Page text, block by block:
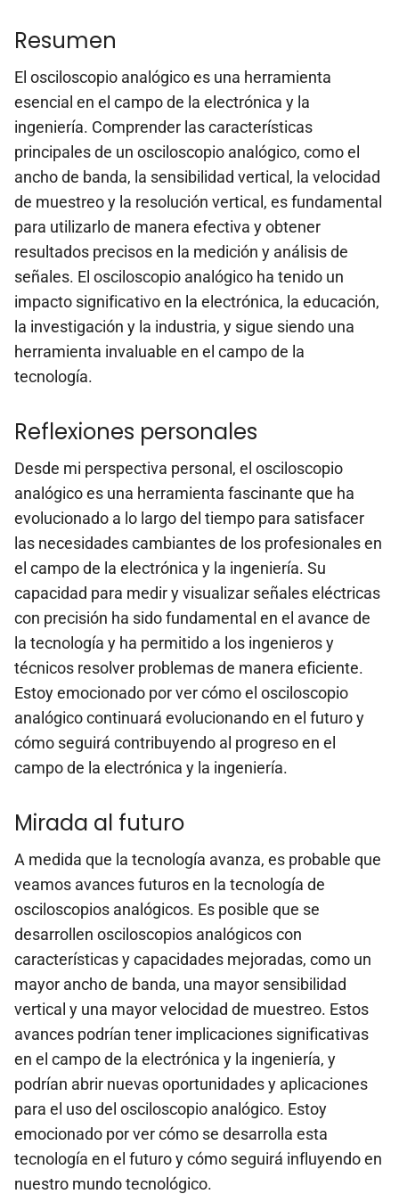
Resumen
El osciloscopio analógico es una herramienta
esencial en el campo de la electrónica y la
ingeniería. Comprender las características
principales de un osciloscopio analógico, como el
ancho de banda, la sensibilidad vertical, la velocidad
de muestreo y la resolución vertical, es fundamental
para utilizarlo de manera efectiva y obtener
resultados precisos en la medición y análisis de
señales. El osciloscopio analógico ha tenido un
impacto significativo en la electrónica, la educación,
la investigación y la industria, y sigue siendo una
herramienta invaluable en el campo de la
tecnología.
Reflexiones personales
Desde mi perspectiva personal, el osciloscopio
analógico es una herramienta fascinante que ha
evolucionado a lo largo del tiempo para satisfacer
las necesidades cambiantes de los profesionales en
el campo de la electrónica y la ingeniería. Su
capacidad para medir y visualizar señales eléctricas
con precisión ha sido fundamental en el avance de
la tecnología y ha permitido a los ingenieros y
técnicos resolver problemas de manera eficiente.
Estoy emocionado por ver cómo el osciloscopio
analógico continuará evolucionando en el futuro y
cómo seguirá contribuyendo al progreso en el
campo de la electrónica y la ingeniería.
Mirada al futuro
A medida que la tecnología avanza, es probable que
veamos avances futuros en la tecnología de
osciloscopios analógicos. Es posible que se
desarrollen osciloscopios analógicos con
características y capacidades mejoradas, como un
mayor ancho de banda, una mayor sensibilidad
vertical y una mayor velocidad de muestreo. Estos
avances podrían tener implicaciones significativas
en el campo de la electrónica y la ingeniería, y
podrían abrir nuevas oportunidades y aplicaciones
para el uso del osciloscopio analógico. Estoy
emocionado por ver cómo se desarrolla esta
tecnología en el futuro y cómo seguirá influyendo en
nuestro mundo tecnológico.